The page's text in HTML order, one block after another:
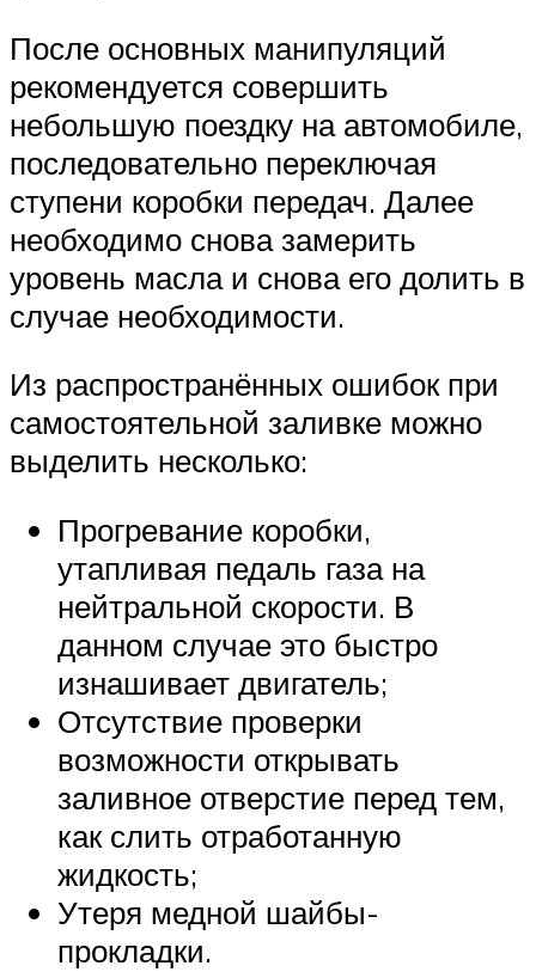
После основных манипуляций
рекомендуется совершить
небольшую поездку на автомобиле,
последовательно переключая
ступени коробки передач. Далее
необходимо снова замерить
уровень масла и снова его долить в
случае необходимости.
Из распространённых ошибок при
самостоятельной заливке можно
выделить несколько:
Прогревание коробки,
утапливая педаль газа на
нейтральной скорости. В
данном случае это быстро
изнашивает двигатель;
Отсутствие проверки
возможности открывать
заливное отверстие перед тем,
как слить отработанную
жидкость;
Утеря медной шайбы-
прокладки.